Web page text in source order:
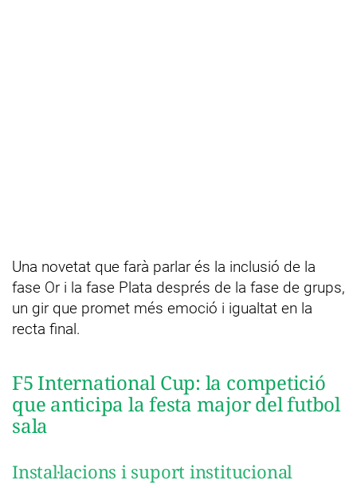
Una novetat que farà parlar és la inclusió de la
fase Or i la fase Plata després de la fase de grups,
un gir que promet més emoció i igualtat en la
recta final.
F5 International Cup: la competició
que anticipa la festa major del futbol
sala
Instal·lacions i suport institucional